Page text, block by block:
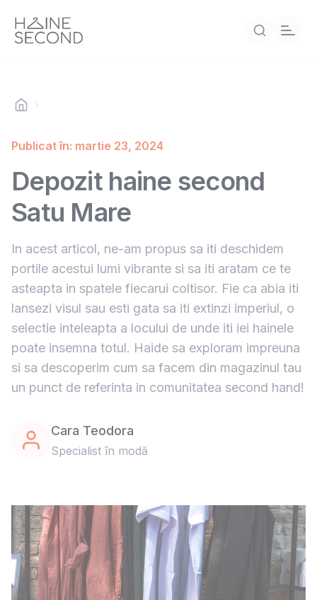
Publicat în: martie 23, 2024
Depozit haine second
Satu Mare
In acest articol, ne-am propus sa iti deschidem
portile acestui lumi vibrante si sa iti aratam ce te
asteapta in spatele fiecarui coltisor. Fie ca abia iti
lansezi visul sau esti gata sa iti extinzi imperiul, o
selectie inteleapta a locului de unde iti iei hainele
poate insemna totul. Haide sa exploram impreuna
si sa descoperim cum sa facem din magazinul tau
un punct de referinta in comunitatea second hand!
Cara Teodora
Specialist în modă